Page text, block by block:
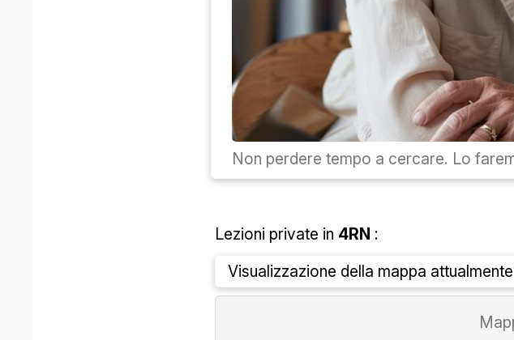
Non perdere tempo a cercare. Lo
Lezioni private in 4RN :
Visualizzazione della mappa